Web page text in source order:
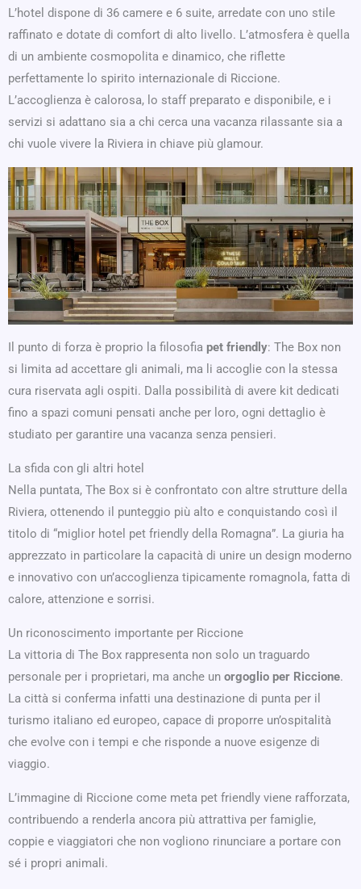
L’hotel dispone di 36 camere e 6 suite, arredate con uno stile
raffinato e dotate di comfort di alto livello. L’atmosfera è quella
di un ambiente cosmopolita e dinamico, che riflette
perfettamente lo spirito internazionale di Riccione.
L’accoglienza è calorosa, lo staff preparato e disponibile, e i
servizi si adattano sia a chi cerca una vacanza rilassante sia a
chi vuole vivere la Riviera in chiave più glamour.
Il punto di forza è proprio la filosofia pet friendly: The Box non
si limita ad accettare gli animali, ma li accoglie con la stessa
cura riservata agli ospiti. Dalla possibilità di avere kit dedicati
fino a spazi comuni pensati anche per loro, ogni dettaglio è
studiato per garantire una vacanza senza pensieri.
La sfida con gli altri hotel
Nella puntata, The Box si è confrontato con altre strutture della
Riviera, ottenendo il punteggio più alto e conquistando così il
titolo di “miglior hotel pet friendly della Romagna”. La giuria ha
apprezzato in particolare la capacità di unire un design moderno
e innovativo con un’accoglienza tipicamente romagnola, fatta di
calore, attenzione e sorrisi.
Un riconoscimento importante per Riccione
La vittoria di The Box rappresenta non solo un traguardo
personale per i proprietari, ma anche un orgoglio per Riccione.
La città si conferma infatti una destinazione di punta per il
turismo italiano ed europeo, capace di proporre un’ospitalità
che evolve con i tempi e che risponde a nuove esigenze di
viaggio.
L’immagine di Riccione come meta pet friendly viene rafforzata,
contribuendo a renderla ancora più attrattiva per famiglie,
coppie e viaggiatori che non vogliono rinunciare a portare con
sé i propri animali.